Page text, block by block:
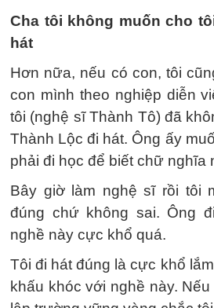
Cha tôi không muốn cho
hát
Hơn nữa, nếu có con, tôi
con mình theo nghiệp diễn
tôi (nghệ sĩ Thành Tô) đã
Thành Lộc đi hát. Ông ấy
phải đi học để biết chữ nghĩa
Bây giờ làm nghệ sĩ rồi tôi
đúng chứ không sai. Ông
nghề này cực khổ quá.
Tôi đi hát đúng là cực khổ
khấu khóc với nghề này.